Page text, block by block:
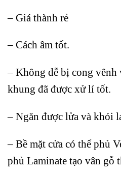
– Giá thành rẻ
– Cách âm tốt.
– Không dễ bị cong vênh
khung đã được xử lí tốt.
– Ngăn được lửa và khói
– Bề mặt cửa có thể phủ
phủ Laminate tạo vân gỗ